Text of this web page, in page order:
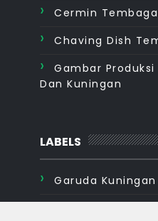
Cermin Tembaga
Chaving Dish
Gambar
Dan Kuningan
LABELS
Garuda Kuningan